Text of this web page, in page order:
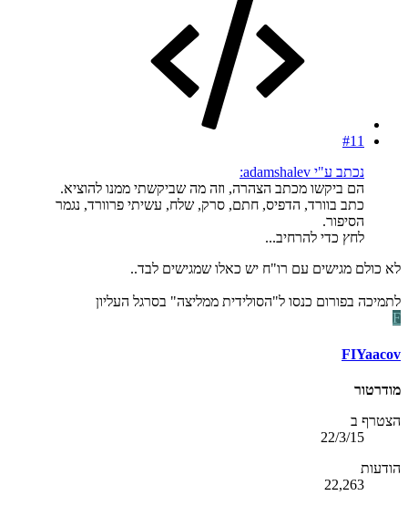
#11
נכתב ע"י adamshalev:
הם ביקשו מכתב הצהרה, וזה מה שביקשתי ממנו להוציא.
כתב בוורד, הדפיס, חתם, סרק, שלח, עשיתי פרוורד, נגמר
הסיפור.
לחץ כדי להרחיב...
לא כולם מגישים עם רו"ח יש כאלו שמגישים לבד..
לתמיכה בפורום כנסו ל"הסולידית ממליצה" בסרגל העליון
F
FIYaacov
מודרטור
הצטרף ב
22/3/15
הודעות
22,263